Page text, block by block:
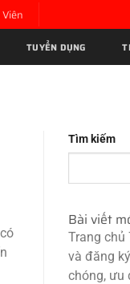
TUYỂN DỤNG
Tìm kiếm
Bài viết
Trang chủ
và đăng
chóng, ưu